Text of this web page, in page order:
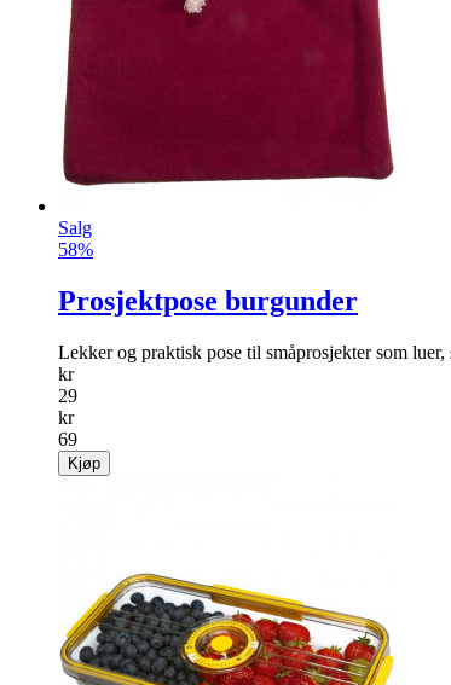
Salg
58%
Prosjektpose burgunder
Lekker og praktisk pose til småprosjekter som luer,
kr
29
kr
69
Kjøp